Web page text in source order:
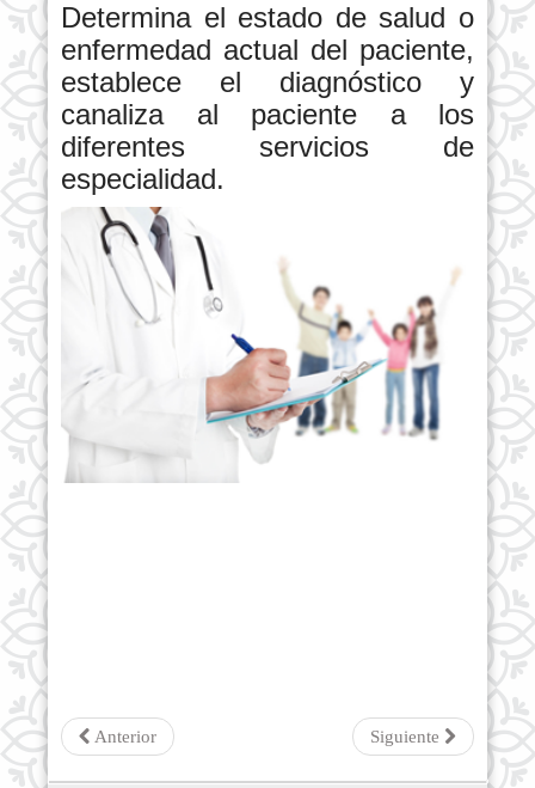
Determina el estado de salud o
enfermedad actual del paciente,
establece el diagnóstico y
canaliza al paciente a los
diferentes servicios de
especialidad.
Anterior Siguiente